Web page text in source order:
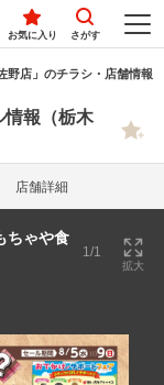
お気に入り さがす
野店」のチラシ・店舗情報
情報（栃木
店舗詳細
ちゃや食
1/1
拡大